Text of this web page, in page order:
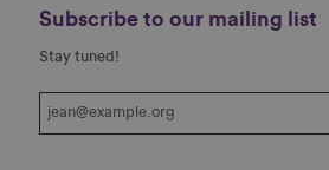
Subscribe to our mailing list
Stay tuned!